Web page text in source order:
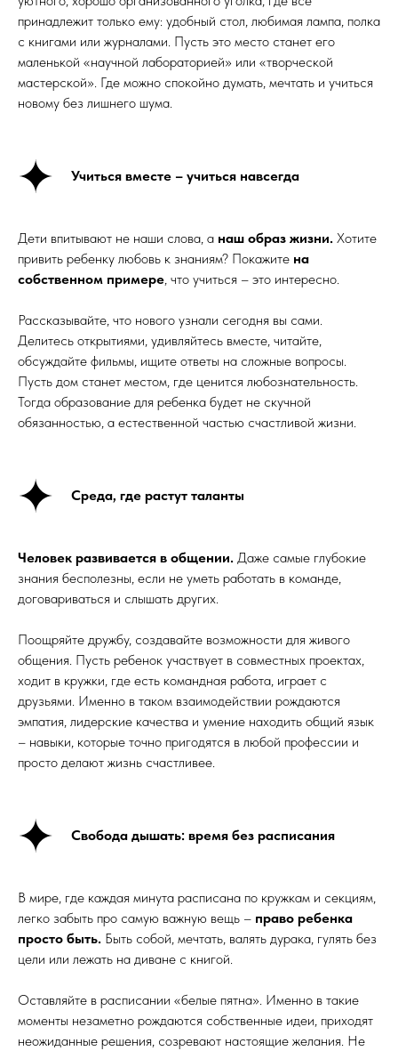
принадлежит только ему: удобный стол, любимая лампа, полка
с книгами или журналами. Пусть это место станет его
маленькой «научной лабораторией» или «творческой
мастерской». Где можно спокойно думать, мечтать и учиться
новому без лишнего шума.
Учиться вместе – учиться навсегда
Дети впитывают не наши слова, а наш образ жизни. Хотите
привить ребенку любовь к знаниям? Покажите на
собственном примере , что учиться – это интересно.
Рассказывайте, что нового узнали сегодня вы сами.
Делитесь открытиями, удивляйтесь вместе, читайте,
обсуждайте фильмы, ищите ответы на сложные вопросы.
Пусть дом станет местом, где ценится любознательность.
Тогда образование для ребенка будет не скучной
обязанностью, а естественной частью счастливой жизни.
Среда, где растут таланты
Человек развивается в общении. Даже самые глубокие
знания бесполезны, если не уметь работать в команде,
договариваться и слышать других.
Поощряйте дружбу, создавайте возможности для живого
общения. Пусть ребенок участвует в совместных проектах,
ходит в кружки, где есть командная работа, играет с
друзьями. Именно в таком взаимодействии рождаются
эмпатия, лидерские качества и умение находить общий язык
– навыки, которые точно пригодятся в любой профессии и
просто делают жизнь счастливее.
Свобода дышать: время без расписания
В мире, где каждая минута расписана по кружкам и секциям,
легко забыть про самую важную вещь – право ребенка
просто быть. Быть собой, мечтать, валять дурака, гулять без
цели или лежать на диване с книгой.
Оставляйте в расписании «белые пятна». Именно в такие
моменты незаметно рождаются собственные идеи, приходят
неожиданные решения, созревают настоящие желания. Не